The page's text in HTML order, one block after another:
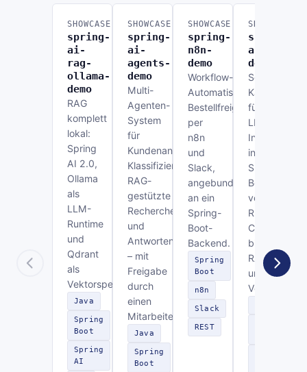
SHOWCASE
spring-
ai-
rag-
ollama-
demo
RAG
komplett
lokal:
Spring
AI 2.0,
Ollama
als
LLM-
Runtime
und
Qdrant
als
Vektorspeicher.
Java
Spring
Boot
Spring
AI
SHOWCASE
spring-
ai-
agents-
demo
Multi-
Agenten-
System
für
Kundenanfragen:
Klassifizierung,
RAG-
gestützte
Recherche
und
Antwortentwurf
– mit
Freigabe
durch
einen
Mitarbeiter.
Java
Spring
Boot
SHOWCASE
spring-
n8n-
demo
Workflow-
Automatisierung:
Bestellfreigabe
per
n8n
und
Slack,
angebunden
an ein
Spring-
Boot-
Backend.
Spring
Boot
n8n
Slack
REST
SHOWCASE
spring-
ai-
demo
Sechs
Kanäle
für
LLM-
Integration
in
Spring
Boot –
von
REST-
Chat
bis
RAG
und